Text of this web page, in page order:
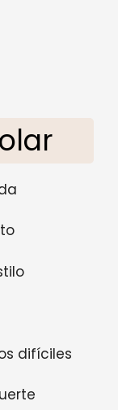
difíciles